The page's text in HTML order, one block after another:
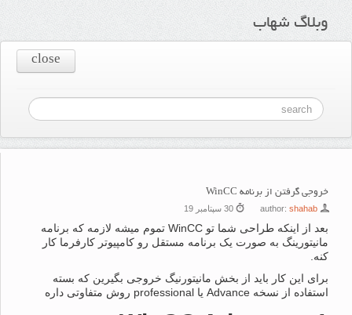
وبلاگ شهاب
close
خروجی گرفتن از برنامه WinCC
author:shahab
بعد از اینکه طراحی شما تو WinCC تموم میشه لازمه که برنامه
مانیتورینگ به صورت یک برنامه مستقل رو کامپیوتر کارفرما کار
برای این کار باید از بخش مانیتورنیگ خروجی بگیرین که بسته
استفاده از نسخه Advance یا professional روش متفاوتی داره